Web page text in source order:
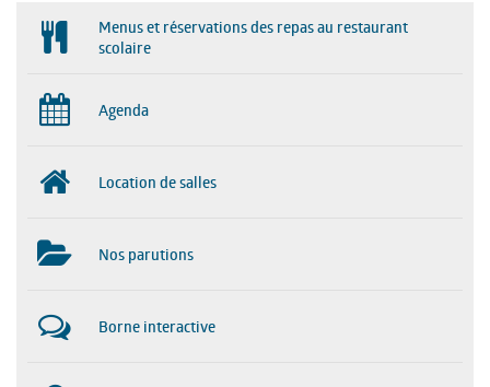
Menus et réservations des repas au restaurant
scolaire
Agenda
Location de salles
Nos parutions
Borne interactive